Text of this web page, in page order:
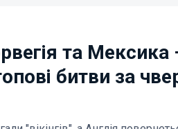
та Мексика
битви за